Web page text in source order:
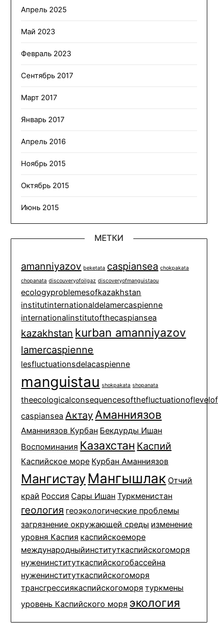
Апрель 2025
Май 2023
Февраль 2023
Сентябрь 2017
Март 2017
Январь 2017
Апрель 2016
Ноябрь 2015
Октябрь 2015
Июнь 2015
МЕТКИ
amanniyazov beketata caspiansea chokpakata
chopanata discouveryofoilgaz discoveryofmanguistaou
ecologyproblemesofkazakhstan
institutinternationaldelamercaspienne
internationalinstitutofthecaspiansea
kazakhstan kurban amanniyazov
lamercaspienne
lesfluctuationsdelacaspienne
manguistau shokpakata shopanata
caspiansea АктауАманниязов
Аманниязов Курбан Бекдурды Ишан
Воспоминания Казахстан Каспий
Каспийское море Курбан Аманниязов
МангистауМангышлак Отчий
край Россия Сары Ишан Туркменистан
геология геоэкологические проблемы
загрязнение окружающей среды изменение
уровня Каспия каспийскоеморе
международныйинституткаспийскогоморя
нуженинституткаспийскогобассейна
нуженинституткаспийскогоморя
трансгрессиякаспийскогоморя туркмены
уровень Каспийского моря экология